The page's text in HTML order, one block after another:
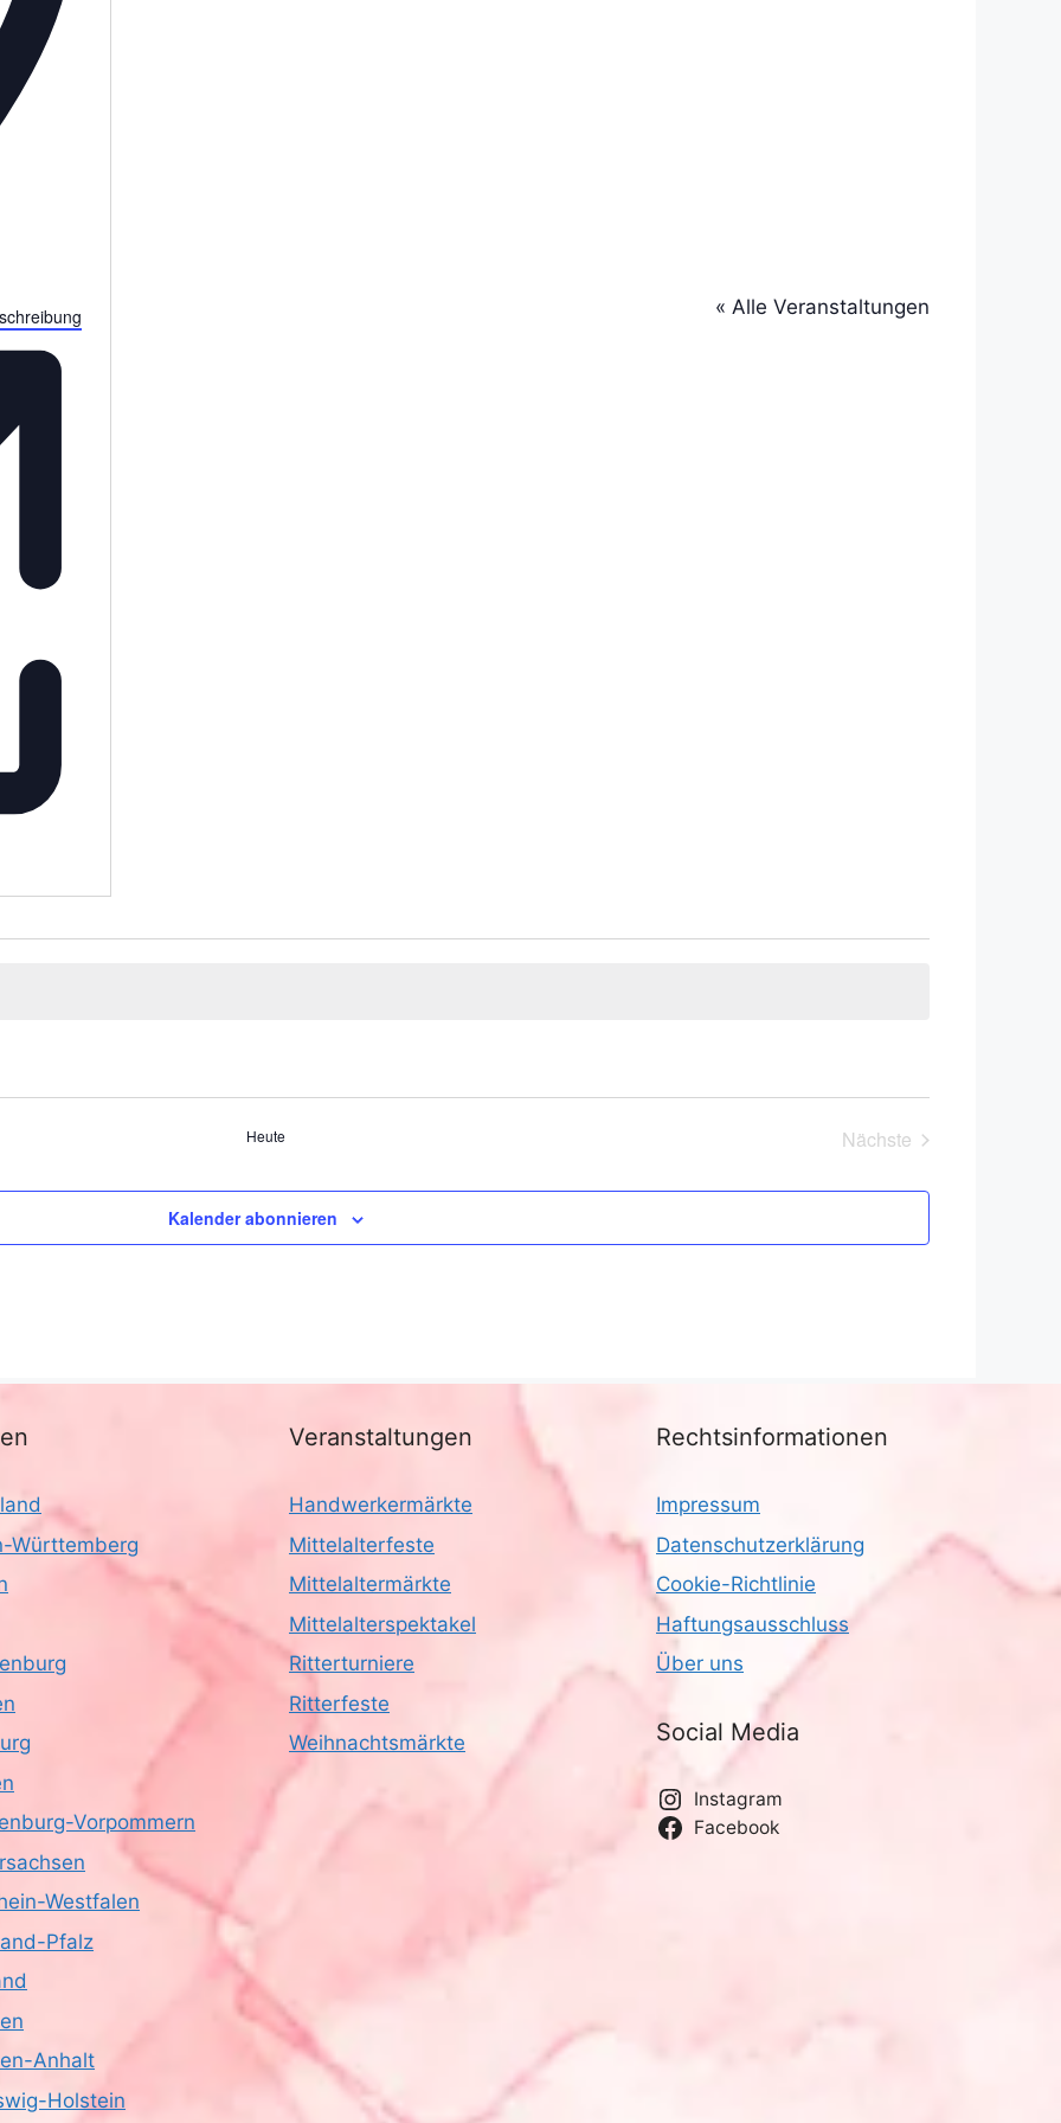
« Alle Veranstaltungen
Heute
Nächste
Kalender abonnieren
Württemberg
Vorpommern
Westfalen
Pfalz
Anhalt
Holstein
Veranstaltungen
Handwerkermärkte
Mittelalterfeste
Mittelaltermärkte
Mittelalterspektakel
Ritterturniere
Ritterfeste
Weihnachtsmärkte
Rechtsinformationen
Impressum
Datenschutzerklärung
Cookie-Richtlinie
Haftungsausschluss
Über uns
Social Media
Instagram
Facebook